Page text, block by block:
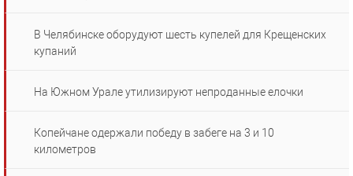
В Челябинске оборудуют шесть купелей для Крещенских
купаний
На Южном Урале утилизируют непроданные елочки
Копейчане одержали победу в забеге на 3 и 10
километров